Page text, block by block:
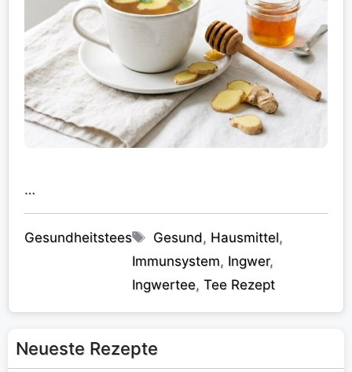
…
Kategorien
Gesundheitstees Schlagwörter
Gesund, Hausmittel,
Immunsystem, Ingwer,
Ingwertee, Tee Rezept
Neueste Rezepte